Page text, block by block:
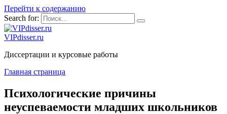
Перейти к содержанию
Search for:
VIPdisser.ru
Диссертации и курсовые работы
Главная страница
Психологические причины
неуспеваемости младших школьников